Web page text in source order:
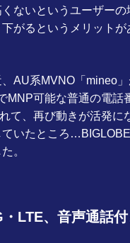
ないというユーザーの
がるというメリットが
AU系MVNO「mineo
MNP可能な普通の電話
て、再び動きが活発に
いたところ
。
LTE、音声通話